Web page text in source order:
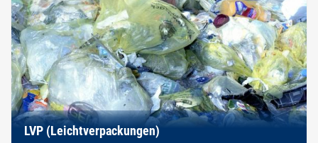
LVP (Leichtverpackungen)